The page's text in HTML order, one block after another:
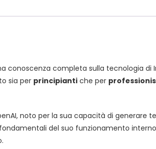
conoscenza completa sulla tecnologia di
sia per principianti che per
noto per la sua capacità di generare
del suo funzionamento